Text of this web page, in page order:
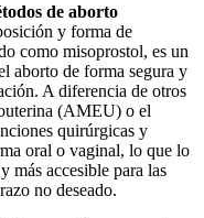
de aborto
y forma de
como misoprostol, es un
aborto de forma segura y
A diferencia de otros
(AMEU) o el
quirúrgicas y
oral o vaginal, lo que lo
más accesible para las
no deseado.